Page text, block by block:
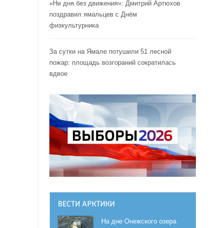
«Ни дня без движения»: Дмитрий Артюхов
поздравил ямальцев с Днём
физкультурника
За сутки на Ямале потушили 51 лесной
пожар: площадь возгораний сократилась
вдвое
ВЕСТИ АРКТИКИ
На дне Онежского озера